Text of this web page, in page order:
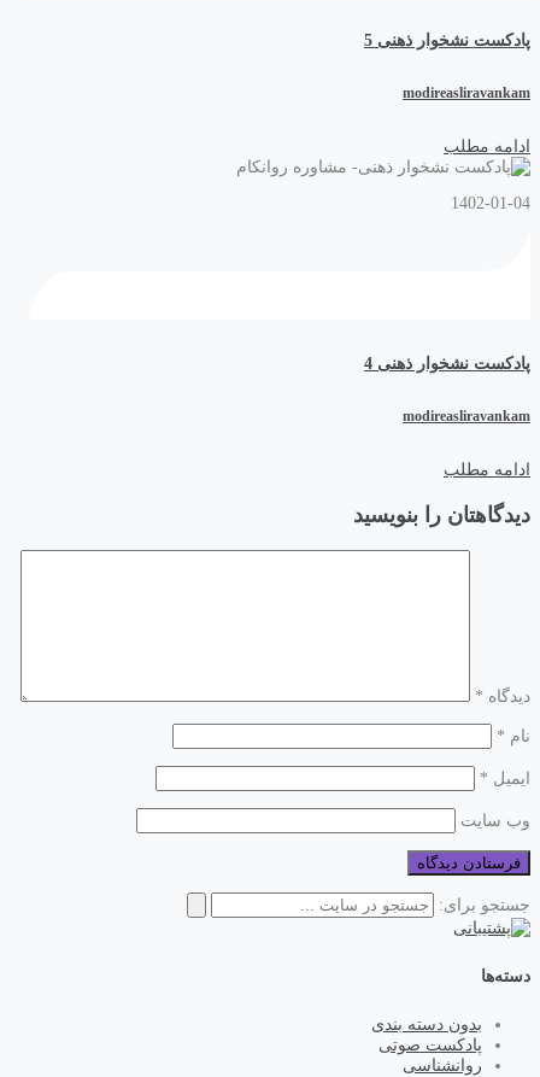
پادکست نشخوار ذهنی 5
modireasliravankam
ادامه مطلب
1402-01-04
پادکست نشخوار ذهنی 4
modireasliravankam
ادامه مطلب
دیدگاهتان را بنویسید
دیدگاه *
نام *
ایمیل *
وب‌ سایت
جستجو برای:
دسته‌ها
بدون دسته بندی
پادکست صوتی
روانشناسی